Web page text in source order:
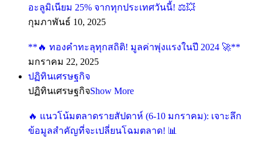
อะลูมิเนียม 25% จากทุกประเทศวันนี้! ⚖️💥
กุมภาพันธ์ 10, 2025
**🔥 ทองคำทะลุทุกสถิติ! มูลค่าพุ่งแรงในปี 2024 🚀**
มกราคม 22, 2025
ปฏิทินเศรษฐกิจ
ปฏิทินเศรษฐกิจShow More
🔥 แนวโน้มตลาดรายสัปดาห์ (6-10 มกราคม): เจาะลึก
ข้อมูลสำคัญที่จะเปลี่ยนโฉมตลาด! 📊